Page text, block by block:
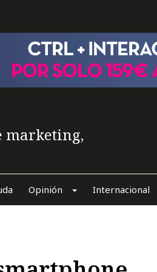
marketing,
Opinión Internacional